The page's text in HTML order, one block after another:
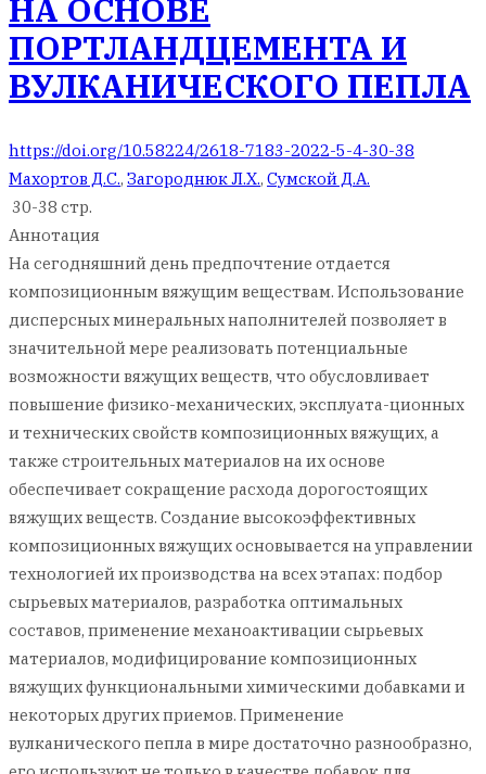
НА ОСНОВЕ
ПОРТЛАНДЦЕМЕНТА И
ВУЛКАНИЧЕСКОГО ПЕПЛА
https://doi.org/10.58224/2618-7183-2022-5-4-30-38
Махортов Д.С., Загороднюк Л.Х., Сумской Д.А.
30-38 стр.
Аннотация
На сегодняшний день предпочтение отдается
композиционным вяжущим веществам. Использование
дисперсных минеральных наполнителей позволяет в
значительной мере реализовать потенциальные
возможности вяжущих веществ, что обусловливает
повышение физико-механических, эксплуата-ционных
и технических свойств композиционных вяжущих, а
также строительных материалов на их основе
обеспечивает сокращение расхода дорогостоящих
вяжущих веществ. Создание высокоэффективных
композиционных вяжущих основывается на управлении
технологией их производства на всех этапах: подбор
сырьевых материалов, разработка оптимальных
составов, применение механоактивации сырьевых
материалов, модифицирование композиционных
вяжущих функциональными химическими добавками и
некоторых других приемов. Применение
вулканического пепла в мире достаточно разнообразно,